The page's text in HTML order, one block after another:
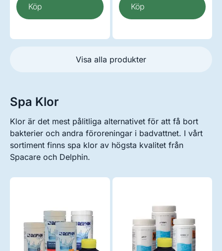
Köp Köp
Visa alla produkter
Spa Klor
Klor är det mest pålitliga alternativet för att få bort
bakterier och andra föroreningar i badvattnet. I vårt
sortiment finns spa klor av högsta kvalitet från
Spacare och Delphin.